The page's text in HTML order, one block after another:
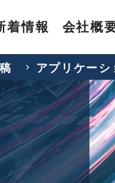
着情報 会社概
アプリケーシ